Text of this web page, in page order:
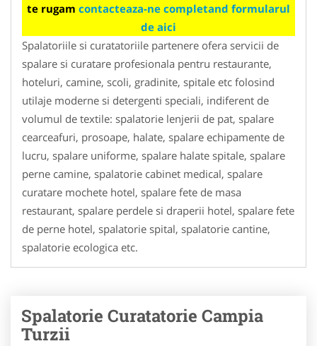
te rugam contacteaza-ne completand formularul
de aici
Spalatoriile si curatatoriile partenere ofera servicii de
spalare si curatare profesionala pentru restaurante,
hoteluri, camine, scoli, gradinite, spitale etc folosind
utilaje moderne si detergenti speciali, indiferent de
volumul de textile: spalatorie lenjerii de pat, spalare
cearceafuri, prosoape, halate, spalare echipamente de
lucru, spalare uniforme, spalare halate spitale, spalare
perne camine, spalatorie cabinet medical, spalare
curatare mochete hotel, spalare fete de masa
restaurant, spalare perdele si draperii hotel, spalare fete
de perne hotel, spalatorie spital, spalatorie cantine,
spalatorie ecologica etc.
Spalatorie Curatatorie Campia
Turzii